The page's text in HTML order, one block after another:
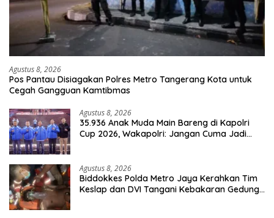
Agustus 8, 2026
Pos Pantau Disiagakan Polres Metro Tangerang Kota untuk
Cegah Gangguan Kamtibmas
Agustus 8, 2026
35.936 Anak Muda Main Bareng di Kapolri
Cup 2026, Wakapolri: Jangan Cuma Jadi
Agustus 8, 2026
Biddokkes Polda Metro Jaya Kerahkan Tim
Keslap dan DVI Tangani Kebakaran Gedung